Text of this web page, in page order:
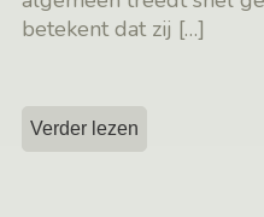
betekent dat zij […]
Verder lezen